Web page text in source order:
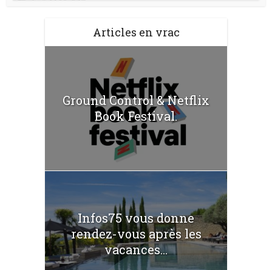
Articles en vrac
Ground Control & Netflix
Book Festival.
Infos75 vous donne
rendez-vous après les
vacances...